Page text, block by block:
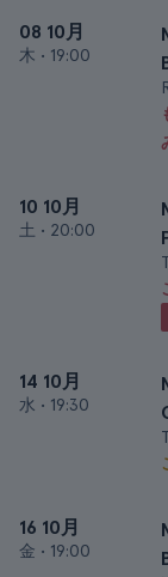
08 10月
木 • 19:00
10 10月
土 • 20:00
14 10月
水 • 19:30
16 10月
金 • 19:00